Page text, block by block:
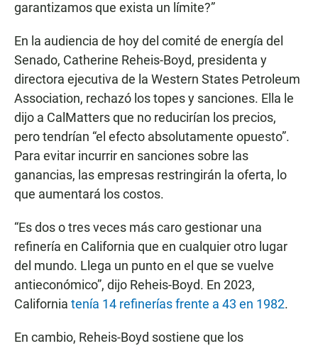
garantizamos que exista un límite?”
En la audiencia de hoy del comité de energía del
Senado, Catherine Reheis-Boyd, presidenta y
directora ejecutiva de la Western States Petroleum
Association, rechazó los topes y sanciones. Ella le
dijo a CalMatters que no reducirían los precios,
pero tendrían “el efecto absolutamente opuesto”.
Para evitar incurrir en sanciones sobre las
ganancias, las empresas restringirán la oferta, lo
que aumentará los costos.
“Es dos o tres veces más caro gestionar una
refinería en California que en cualquier otro lugar
del mundo. Llega un punto en el que se vuelve
antieconómico”, dijo Reheis-Boyd. En 2023,
California tenía 14 refinerías frente a 43 en 1982.
En cambio, Reheis-Boyd sostiene que los